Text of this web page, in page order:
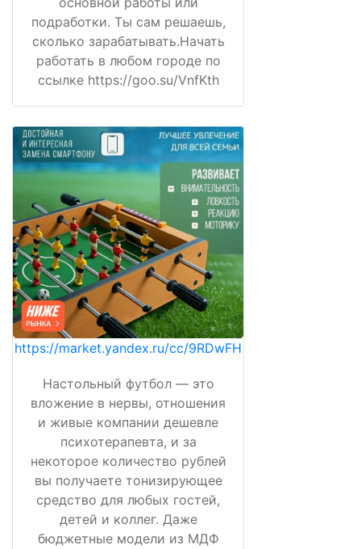
подработки. Ты сам решаешь,
сколько зарабатывать.Начать
работать в любом городе по
ссылке https://goo.su/VnfKth
https://market.yandex.ru/cc/9RDwFH
Настольный футбол — это
вложение в нервы, отношения
и живые компании дешевле
психотерапевта, и за
некоторое количество рублей
вы получаете тонизирующее
средство для любых гостей,
детей и коллег. Даже
бюджетные модели из МДФ